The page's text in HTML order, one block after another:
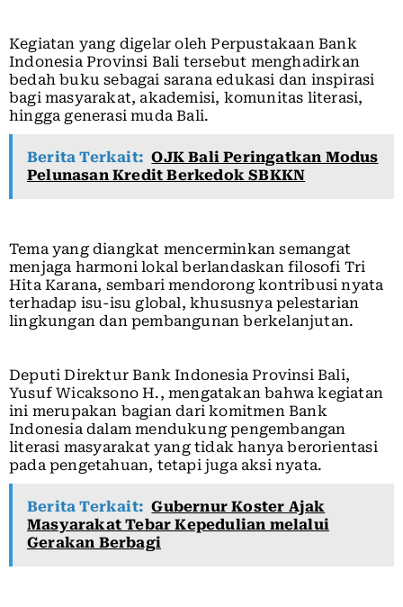
Kegiatan yang digelar oleh Perpustakaan Bank
Indonesia Provinsi Bali tersebut menghadirkan
bedah buku sebagai sarana edukasi dan inspirasi
bagi masyarakat, akademisi, komunitas literasi,
hingga generasi muda Bali.
Berita Terkait: OJK Bali Peringatkan Modus
Pelunasan Kredit Berkedok SBKKN
Tema yang diangkat mencerminkan semangat
menjaga harmoni lokal berlandaskan filosofi Tri
Hita Karana, sembari mendorong kontribusi nyata
terhadap isu-isu global, khususnya pelestarian
lingkungan dan pembangunan berkelanjutan.
Deputi Direktur Bank Indonesia Provinsi Bali,
Yusuf Wicaksono H., mengatakan bahwa kegiatan
ini merupakan bagian dari komitmen Bank
Indonesia dalam mendukung pengembangan
literasi masyarakat yang tidak hanya berorientasi
pada pengetahuan, tetapi juga aksi nyata.
Berita Terkait: Gubernur Koster Ajak
Masyarakat Tebar Kepedulian melalui
Gerakan Berbagi